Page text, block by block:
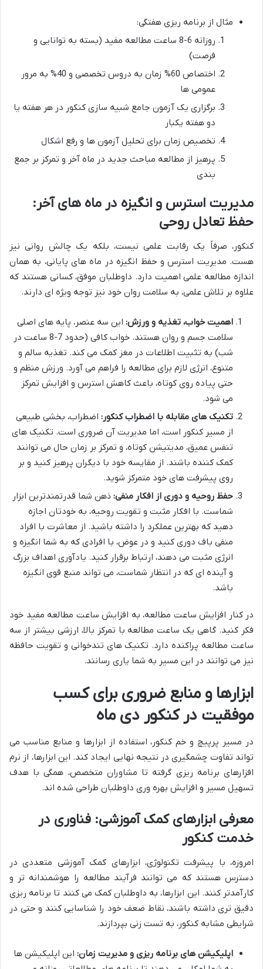
مثال از برنامه ریزی هفتگی:
روزانه 6-8 ساعت مطالعه مفید (بسته به توانایی و
فرصت)
اختصاص 60% زمان به دروس تخصصی و 40% به مرور
عمومی ها
برگزاری یک آزمون جامع شبیه سازی کنکور در هر هفته یا
دو هفته یکبار
تخصیص زمان برای تحلیل آزمون ها و رفع اشکال
پرهیز از مطالعه مباحث جدید در ماه آخر و تمرکز بر جمع
بندی
مدیریت استرس و انگیزه در ماه های آخر:
حفظ تعادل روحی
کنکور، صرفاً یک رقابت علمی نیست، بلکه یک چالش روانی نیز
هست. مدیریت استرس و حفظ انگیزه در ماه های پایانی، به همان
اندازه مطالعه علمی اهمیت دارد. داوطلبان موفق، کسانی هستند که
علاوه بر تلاش علمی، به سلامت روان خود نیز توجه ویژه ای دارند.
اهمیت خواب، تغذیه و ورزش: این سه عنصر، پایه های اصلی
سلامت جسم و روان هستند. خواب کافی (حدود 7-8 ساعت در
شب) به تثبیت اطلاعات در مغز کمک می کند. تغذیه سالم و
متنوع، انرژی لازم برای مطالعه را فراهم می آورد. ورزش منظم و
حتی پیاده روی کوتاه، باعث کاهش استرس و افزایش تمرکز
می شود.
تکنیک های مقابله با اضطراب کنکور: اضطراب، بخشی طبیعی
از مسیر کنکور است، اما مدیریت آن ضروری است. تکنیک های
تنفس عمیق، مدیتیشن کوتاه، و تمرکز بر زمان حال می توانند
کمک کننده باشند. از مقایسه خود با دیگران پرهیز کنید و بر
روی پیشرفت های خود متمرکز شوید.
حفظ روحیه و دوری از افکار منفی: ذهن شما قدرتمندترین ابزار
شماست. با افکار مثبت و تقویت روحیه، به خودتان اجازه
دهید که بهترین عملکرد را داشته باشید. از معاشرت با افراد
منفی باف دوری کنید و در عوض، با افرادی که به شما انگیزه و
انرژی مثبت می دهند، ارتباط برقرار کنید. یادآوری اهداف بزرگ
و آینده ای که در انتظار شماست، می تواند منبع قوی انگیزه
باشد.
در کنار افزایش ساعت مطالعه، به افزایش ساعت مطالعه مفید خود
فکر کنید. گاهی یک ساعت مطالعه با تمرکز بالا، ارزشی بیشتر از سه
ساعت مطالعه پراکنده دارد. تکنیک های تندخوانی و تقویت حافظه
نیز می توانند در این مسیر به شما یاری رسانند.
ابزارها و منابع ضروری برای کسب
موفقیت در کنکور دی ماه
در مسیر پرپیچ و خم کنکور، استفاده از ابزارها و منابع مناسب می
تواند تفاوت چشمگیری در نتیجه نهایی ایجاد کند. این ابزارها، از نرم
افزارهای برنامه ریزی گرفته تا مشاوران متخصص، همگی با هدف
تسهیل مسیر و افزایش بهره وری داوطلبان طراحی شده اند.
معرفی ابزارهای کمک آموزشی: فناوری در
خدمت کنکور
امروزه، با پیشرفت تکنولوژی، ابزارهای کمک آموزشی متعددی در
دسترس هستند که می توانند فرآیند مطالعه را هوشمندانه تر و
کارآمدتر کنند. این ابزارها، به داوطلبان کمک می کنند تا برنامه ریزی
دقیق تری داشته باشند، نقاط ضعف خود را شناسایی کنند و حتی در
شرایطی مشابه کنکور، به تست زنی بپردازند.
اپلیکیشن های برنامه ریزی و مدیریت زمان: این اپلیکیشن ها